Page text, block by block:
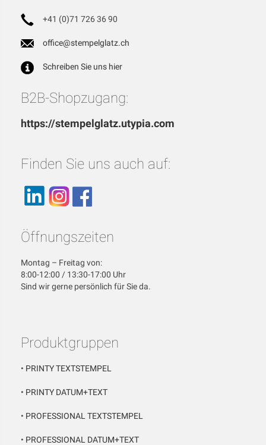
+41 (0)71 726 36 90
office@stempelglatz.ch
Schreiben Sie uns hier
B2B-Shopzugang:
https://stempelglatz.utypia.com
Finden Sie uns auch auf:
Öffnungszeiten
Montag – Freitag von:
8:00-12:00 / 13:30-17:00 Uhr
Sind wir gerne persönlich für Sie da.
Produktgruppen
• PRINTY TEXTSTEMPEL
• PRINTY DATUM+TEXT
• PROFESSIONAL TEXTSTEMPEL
• PROFESSIONAL DATUM+TEXT